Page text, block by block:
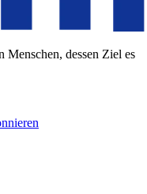
Menschen, dessen Ziel es